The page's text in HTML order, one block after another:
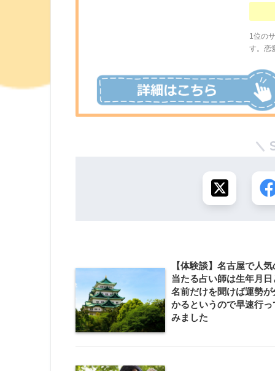
1位の
す。恋
【体験談】名古屋で人気
当たる占い師は生年月日
名前だけを聞けば運勢が
かるというので早速行っ
みました